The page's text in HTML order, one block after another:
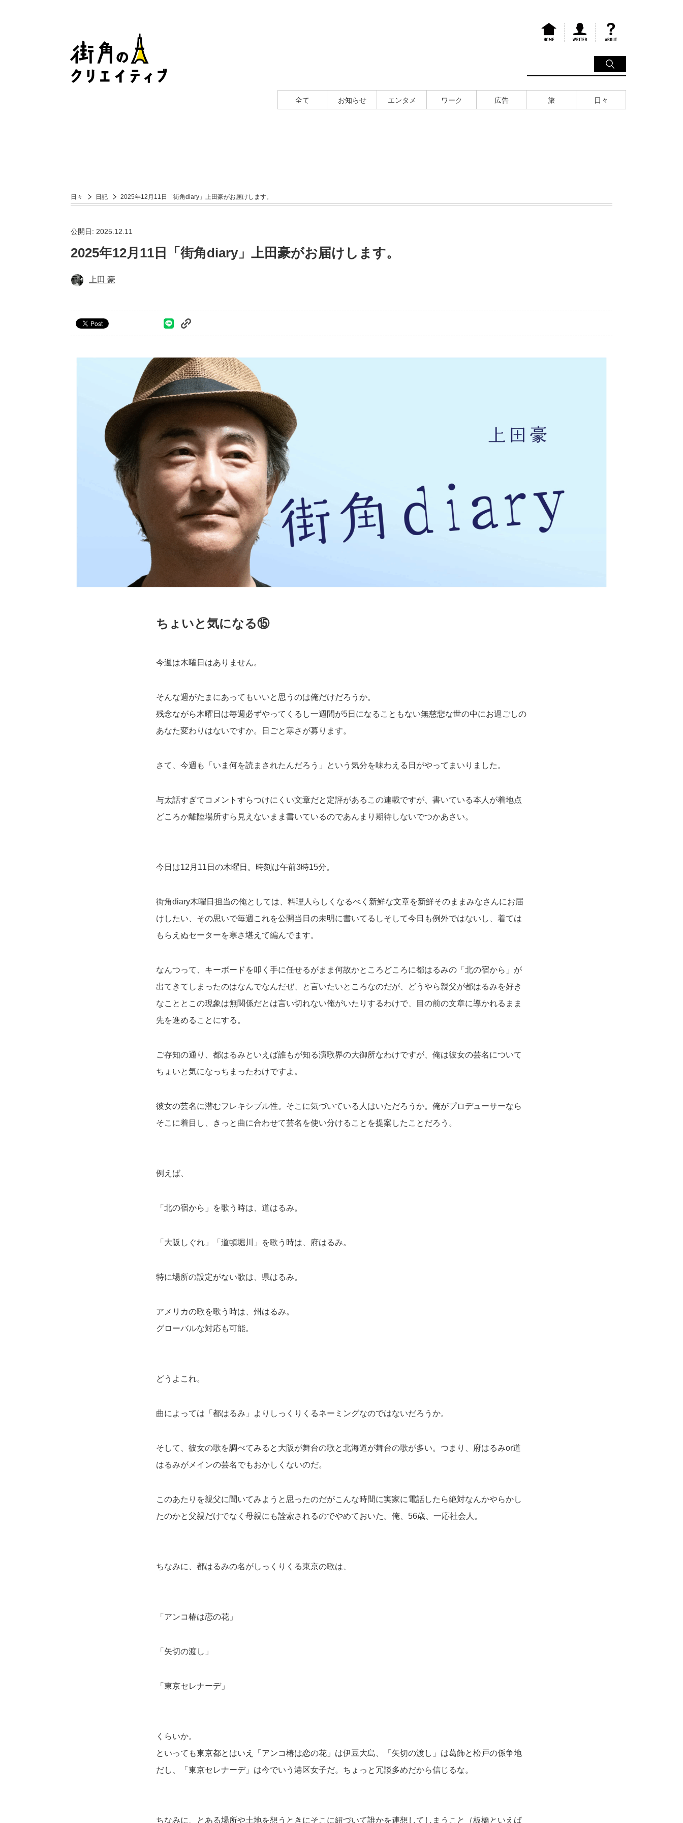
全て お知らせ エンタメ ワーク 広告 旅 日々
日々 日記 2025年12月11日「街角diary」上田豪がお届けします。
公開日: 2025.12.11
2025年12月11日「街角diary」上田豪がお届けします。
上田 豪
ちょいと気になる⑮
今週は木曜日はありません。
そんな週がたまにあってもいいと思うのは俺だけだろうか。
残念ながら木曜日は毎週必ずやってくるし一週間が5日になることもない無慈悲な世の中にお過ごしの
あなた変わりはないですか。日ごと寒さが募ります。
さて、今週も「いま何を読まされたんだろう」という気分を味わえる日がやってまいりました。
与太話すぎてコメントすらつけにくい文章だと定評があるこの連載ですが、書いている本人が着地点
どころか離陸場所すら見えないまま書いているのであんまり期待しないでつかあさい。
今日は12月11日の木曜日。時刻は午前3時15分。
街角diary木曜日担当の俺としては、料理人らしくなるべく新鮮な文章を新鮮そのままみなさんにお届
けしたい、その思いで毎週これを公開当日の未明に書いてるしそして今日も例外ではないし、着ては
もらえぬセーターを寒さ堪えて編んでます。
なんつって、キーボードを叩く手に任せるがまま何故かところどころに都はるみの「北の宿から」が
出てきてしまったのはなんでなんだぜ、と言いたいところなのだが、どうやら親父が都はるみを好き
なこととこの現象は無関係だとは言い切れない俺がいたりするわけで、目の前の文章に導かれるまま
先を進めることにする。
ご存知の通り、都はるみといえば誰もが知る演歌界の大御所なわけですが、俺は彼女の芸名について
ちょいと気になっちまったわけですよ。
彼女の芸名に潜むフレキシブル性。そこに気づいている人はいただろうか。俺がプロデューサーなら
そこに着目し、きっと曲に合わせて芸名を使い分けることを提案したことだろう。
例えば、
「北の宿から」を歌う時は、道はるみ。
「大阪しぐれ」「道頓堀川」を歌う時は、府はるみ。
特に場所の設定がない歌は、県はるみ。
アメリカの歌を歌う時は、州はるみ。
グローバルな対応も可能。
どうよこれ。
曲によっては「都はるみ」よりしっくりくるネーミングなのではないだろうか。
そして、彼女の歌を調べてみると大阪が舞台の歌と北海道が舞台の歌が多い。つまり、府はるみor道
はるみがメインの芸名でもおかしくないのだ。
このあたりを親父に聞いてみようと思ったのだがこんな時間に実家に電話したら絶対なんかやらかし
たのかと父親だけでなく母親にも詮索されるのでやめておいた。俺、56歳、一応社会人。
ちなみに、都はるみの名がしっくりくる東京の歌は、
「アンコ椿は恋の花」
「矢切の渡し」
「東京セレナーデ」
くらいか。
といっても東京都とはいえ「アンコ椿は恋の花」は伊豆大島、「矢切の渡し」は葛飾と松戸の係争地
だし、「東京セレナーデ」は今でいう港区女子だ。ちょっと冗談多めだから信じるな。
ちなみに、とある場所や土地を想うときにそこに紐づいて誰かを連想してしまうこと（板橋といえば